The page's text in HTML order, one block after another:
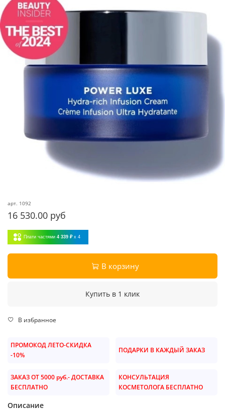
арт. 1092
16 530.00 руб
Плати частями 4 339 ₽ x 4
В корзину
Купить в 1 клик
В избранное
ПРОМОКОД ЛЕТО-СКИДКА
-10%
ПОДАРКИ В КАЖДЫЙ ЗАКАЗ
ЗАКАЗ ОТ 5000 руб.- ДОСТАВКА
БЕСПЛАТНО
КОНСУЛЬТАЦИЯ
КОСМЕТОЛОГА БЕСПЛАТНО
Описание